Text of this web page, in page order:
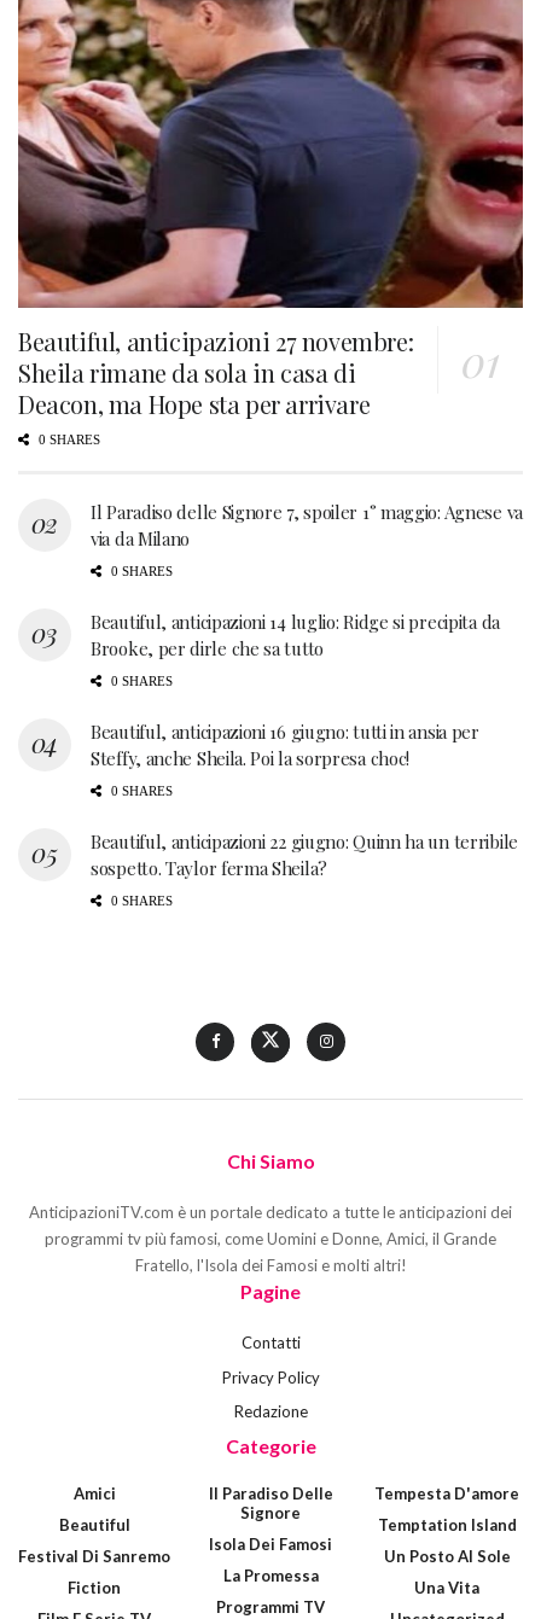
Beautiful, anticipazioni 27 novembre:
Sheila rimane da sola in casa di
Deacon, ma Hope sta per arrivare
0 SHARES
Il Paradiso delle Signore 7, spoiler 1° maggio: Agnese va
via da Milano
0 SHARES
Beautiful, anticipazioni 14 luglio: Ridge si precipita da
Brooke, per dirle che sa tutto
0 SHARES
Beautiful, anticipazioni 16 giugno: tutti in ansia per
Steffy, anche Sheila. Poi la sorpresa choc!
0 SHARES
Beautiful, anticipazioni 22 giugno: Quinn ha un terribile
sospetto. Taylor ferma Sheila?
0 SHARES
Chi Siamo
AnticipazioniTV.com è un portale dedicato a tutte le anticipazioni dei
programmi tv più famosi, come Uomini e Donne, Amici, il Grande
Fratello, l'Isola dei Famosi e molti altri!
Pagine
Contatti
Privacy Policy
Redazione
Categorie
Amici
Beautiful
Festival Di Sanremo
Fiction
Il Paradiso Delle
Signore
Isola Dei Famosi
La Promessa
Programmi TV
Tempesta D'amore
Temptation Island
Un Posto Al Sole
Una Vita